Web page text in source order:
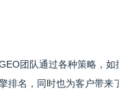
团队通过各种策略，
名，同时也为客户带来